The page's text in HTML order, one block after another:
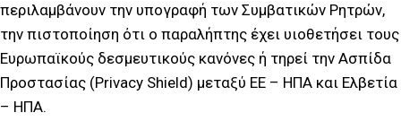
περιλαμβάνουν την υπογραφή των Συμβατικών Ρητρών,
την πιστοποίηση ότι ο παραλήπτης έχει υιοθετήσει τους
Ευρωπαϊκούς δεσμευτικούς κανόνες ή τηρεί την Ασπίδα
Προστασίας (Privacy Shield) μεταξύ ΕΕ – ΗΠΑ και Ελβετία
– ΗΠΑ.